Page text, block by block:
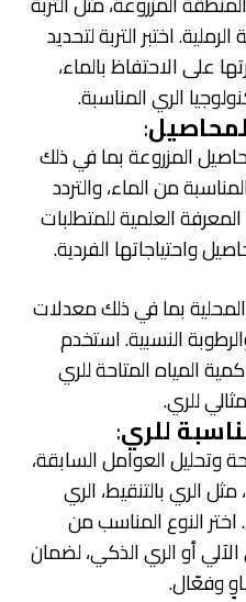
الرملية. اختبر التربة لتحديد
على الاحتفاظ بالماء،
الري المناسبة.
:
المزروعة بما في ذلك
من الماء، والتردد
العلمية للمتطلبات
واحتياجاتها الفردية.
بما في ذلك معدلات
النسبية. استخدم
المياه المتاحة للري
للري.
للري:
وتحليل العوامل السابقة،
مثل الري بالتنقيط، الري
النوع المناسب من
أو الري الذكي، لضمان
وفعّال.